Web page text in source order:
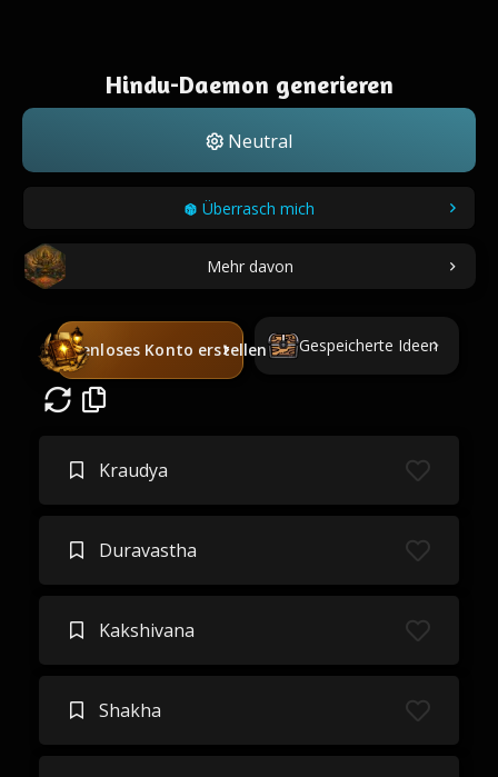
Hindu-Daemon generieren
Neutral
Überrasch mich
Mehr davon
Kostenloses Konto erstellen Gespeicherte Ideen
Kraudya
Duravastha
Kakshivana
Shakha